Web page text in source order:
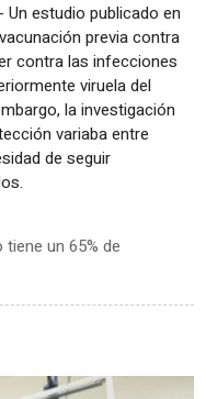
Un estudio publicado en
previa contra
contra las infecciones
viruela del
la investigación
variaba entre
de seguir
tiene un 65% de